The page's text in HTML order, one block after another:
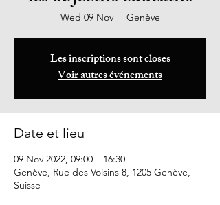
Wed 09 Nov
  |
Genève
Les inscriptions sont closes
Voir autres événements
Date et lieu
09 Nov 2022, 09:00 – 16:30
Genève, Rue des Voisins 8, 1205 Genève,
Suisse